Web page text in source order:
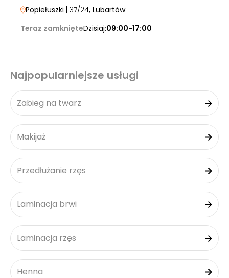
Popiełuszki | 37/24, Lubartów
Teraz zamknięteDzisiaj:09:00-17:00
Najpopularniejsze usługi
Zabieg na twarz
Makijaż
Przedłużanie rzęs
Laminacja brwi
Laminacja rzęs
Henna